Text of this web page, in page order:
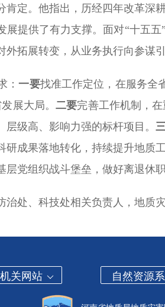
肯定。他指出，历经四年改革
提供了有力支撑。面对“十五
拓展转变，从业务执行向参谋引
：一要找准工作定位，在服务全
展大局。二要完善工作机制，
级高、影响力强的标杆项目。
成果落地转化，持续提升地质
党组织战斗堡垒，做好离退休
治处、科技处相关负责人，地质
关网站 自然资源